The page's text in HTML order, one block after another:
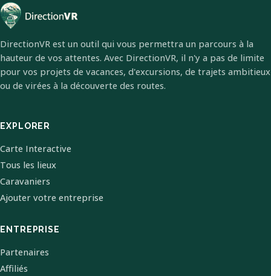
DirectionVR est un outil qui vous permettra un parcours à la
hauteur de vos attentes. Avec DirectionVR, il n'y a pas de limite
pour vos projets de vacances, d'excursions, de trajets ambitieux
ou de virées à la découverte des routes.
EXPLORER
Carte Interactive
Tous les lieux
Caravaniers
Ajouter votre entreprise
ENTREPRISE
Partenaires
Affiliés